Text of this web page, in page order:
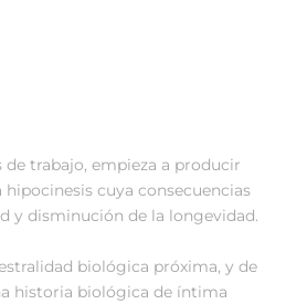
de trabajo, empieza a producir
cuya consecuencias
y disminución de la longevidad.
biológica próxima, y de
historia biológica de íntima